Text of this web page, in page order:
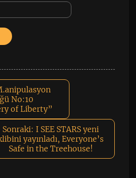
No:10
of Liberty”
Sonraki: I SEE STARS yeni
yayınladı, Everyone’s
Safe in the Treehouse!